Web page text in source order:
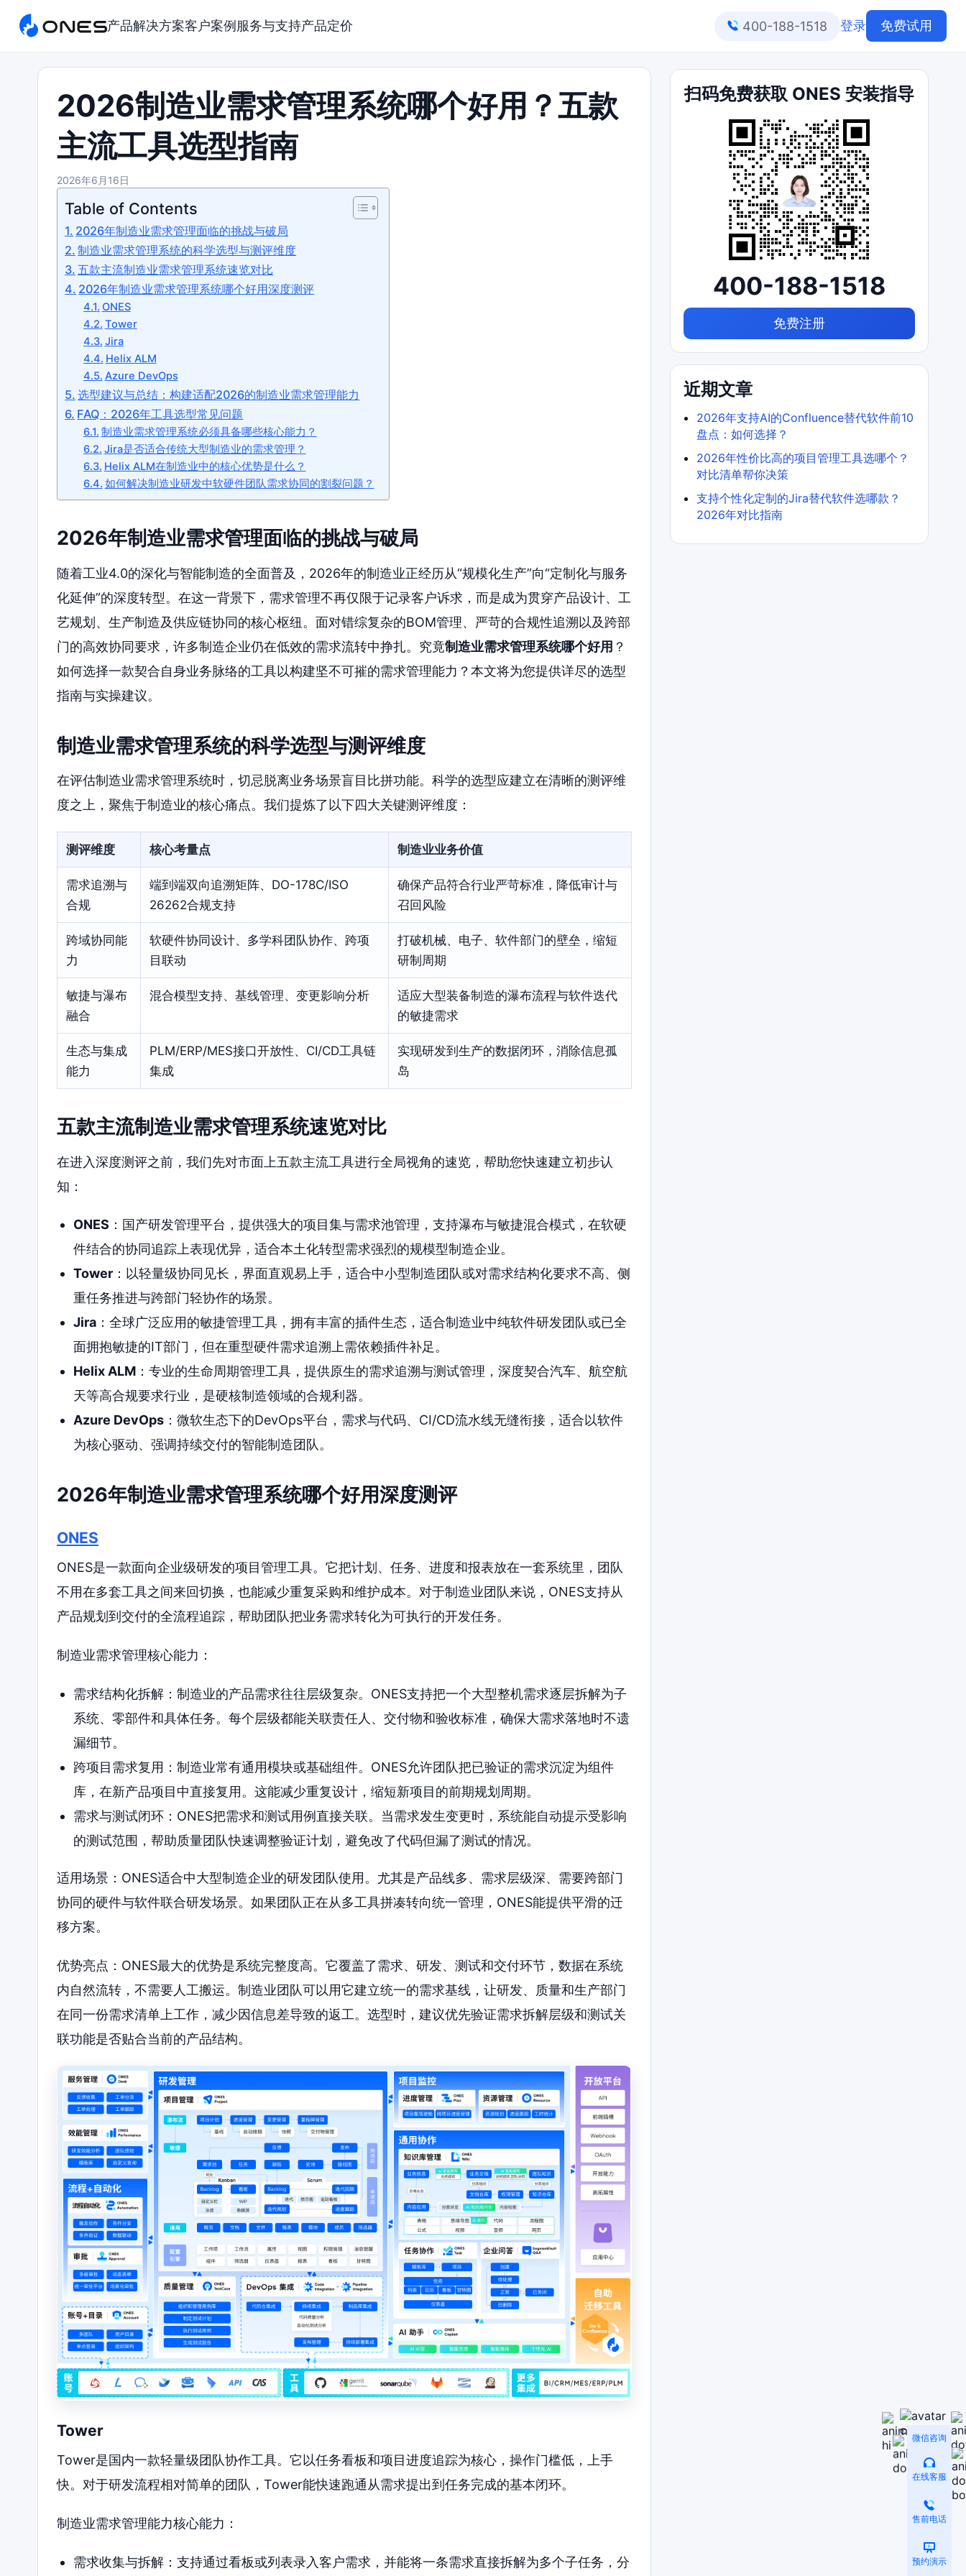
产品解决方案客户案例 服务与支持产品定价 400-188-1518 登录 免费试用
2026制造业需求管理系统哪个好用？五款
主流工具选型指南
2026年6月16日
Table of Contents
2026年制造业需求管理面临的挑战与破局
制造业需求管理系统的科学选型与测评维度
五款主流制造业需求管理系统速览对比
2026年制造业需求管理系统哪个好用深度测评
ONES
Tower
Jira
Helix ALM
Azure DevOps
选型建议与总结：构建适配2026的制造业需求管理能力
FAQ：2026年工具选型常见问题
制造业需求管理系统必须具备哪些核心能力？
Jira是否适合传统大型制造业的需求管理？
Helix ALM在制造业中的核心优势是什么？
如何解决制造业研发中软硬件团队需求协同的割裂问题？
2026年制造业需求管理面临的挑战与破局
随着工业4.0的深化与智能制造的全面普及，2026年的制造业正经历从“规模化生产”向“定制化与服务
化延伸”的深度转型。在这一背景下，需求管理不再仅限于记录客户诉求，而是成为贯穿产品设计、工
艺规划、生产制造及供应链协同的核心枢纽。面对错综复杂的BOM管理、严苛的合规性追溯以及跨部
门的高效协同要求，许多制造企业仍在低效的需求流转中挣扎。究竟制造业需求管理系统哪个好用 ？
如何选择一款契合自身业务脉络的工具以构建坚不可摧的需求管理能力？本文将为您提供详尽的选型
指南与实操建议。
制造业需求管理系统的科学选型与测评维度
在评估制造业需求管理系统时，切忌脱离业务场景盲目比拼功能。科学的选型应建立在清晰的测评维
度之上，聚焦于制造业的核心痛点。我们提炼了以下四大关键测评维度：
测评维度 核心考量点 制造业业务价值
需求追溯与
合规
端到端双向追溯矩阵、DO-178C/ISO
26262合规支持
确保产品符合行业严苛标准，降低审计与
召回风险
跨域协同能
力
软硬件协同设计、多学科团队协作、跨项
目联动
打破机械、电子、软件部门的壁垒，缩短
研制周期
敏捷与瀑布
融合
混合模型支持、基线管理、变更影响分析
适应大型装备制造的瀑布流程与软件迭代
的敏捷需求
生态与集成
能力
PLM/ERP/MES接口开放性、CI/CD工具链
集成
实现研发到生产的数据闭环，消除信息孤
岛
五款主流制造业需求管理系统速览对比
在进入深度测评之前，我们先对市面上五款主流工具进行全局视角的速览，帮助您快速建立初步认
知：
ONES ：国产研发管理平台，提供强大的项目集与需求池管理，支持瀑布与敏捷混合模式，在软硬
件结合的协同追踪上表现优异，适合本土化转型需求强烈的规模型制造企业。
Tower：以轻量级协同见长，界面直观易上手，适合中小型制造团队或对需求结构化要求不高、侧
重任务推进与跨部门轻协作的场景。
Jira：全球广泛应用的敏捷管理工具，拥有丰富的插件生态，适合制造业中纯软件研发团队或已全
面拥抱敏捷的IT部门，但在重型硬件需求追溯上需依赖插件补足。
Helix ALM：专业的生命周期管理工具，提供原生的需求追溯与测试管理，深度契合汽车、航空航
天等高合规要求行业，是硬核制造领域的合规利器。
Azure DevOps：微软生态下的DevOps平台，需求与代码、CI/CD流水线无缝衔接，适合以软件
为核心驱动、强调持续交付的智能制造团队。
2026年制造业需求管理系统哪个好用深度测评
ONES
ONES是一款面向企业级研发的项目管理工具。它把计划、任务、进度和报表放在一套系统里，团队
不用在多套工具之间来回切换，也能减少重复采购和维护成本。对于制造业团队来说，ONES支持从
产品规划到交付的全流程追踪，帮助团队把业务需求转化为可执行的开发任务。
制造业需求管理核心能力：
需求结构化拆解：制造业的产品需求往往层级复杂。ONES支持把一个大型整机需求逐层拆解为子
系统、零部件和具体任务。每个层级都能关联责任人、交付物和验收标准，确保大需求落地时不遗
漏细节。
跨项目需求复用：制造业常有通用模块或基础组件。ONES允许团队把已验证的需求沉淀为组件
库，在新产品项目中直接复用。这能减少重复设计，缩短新项目的前期规划周期。
需求与测试闭环：ONES把需求和测试用例直接关联。当需求发生变更时，系统能自动提示受影响
的测试范围，帮助质量团队快速调整验证计划，避免改了代码但漏了测试的情况。
适用场景：ONES适合中大型制造企业的研发团队使用。尤其是产品线多、需求层级深、需要跨部门
协同的硬件与软件联合研发场景。如果团队正在从多工具拼凑转向统一管理，ONES能提供平滑的迁
移方案。
优势亮点：ONES最大的优势是系统完整度高。它覆盖了需求、研发、测试和交付环节，数据在系统
内自然流转，不需要人工搬运。制造业团队可以用它建立统一的需求基线，让研发、质量和生产部门
在同一份需求清单上工作，减少因信息差导致的返工。选型时，建议优先验证需求拆解层级和测试关
联功能是否贴合当前的产品结构。
Tower
Tower是国内一款轻量级团队协作工具。它以任务看板和项目进度追踪为核心，操作门槛低，上手
快。对于研发流程相对简单的团队，Tower能快速跑通从需求提出到任务完成的基本闭环。
制造业需求管理能力核心能力：
需求收集与拆解：支持通过看板或列表录入客户需求，并能将一条需求直接拆解为多个子任务，分
扫码免费获取 ONES 安装指导
400-188-1518
免费注册
近期文章
2026年支持AI的Confluence替代软件前10
盘点：如何选择？
2026年性价比高的项目管理工具选哪个？
对比清单帮你决策
支持个性化定制的Jira替代软件选哪款？
2026年对比指南
微信咨询
在线客服
售前电话
预约演示